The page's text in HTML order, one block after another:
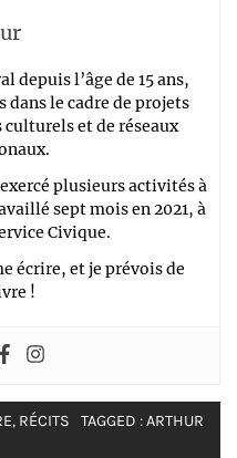
depuis l’âge de 15 ans,
dans le cadre de projets
et de réseaux
plusieurs activités à
sept mois en 2021, à
Civique.
écrire, et je prévois de
!
, RÉCITS TAGGED :ARTHUR